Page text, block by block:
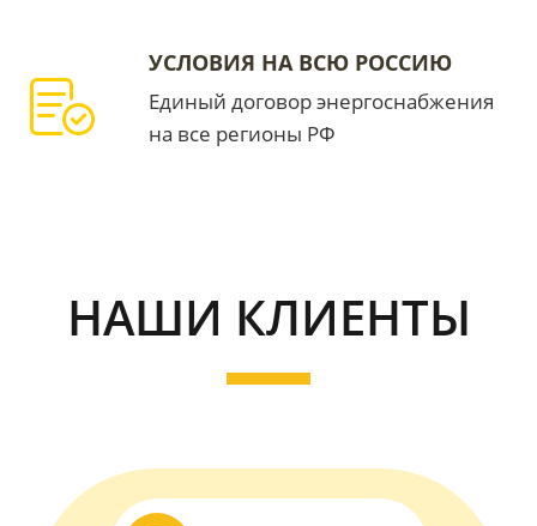
УСЛОВИЯ НА ВСЮ РОССИЮ
Единый договор энергоснабжения
на все регионы РФ
НАШИ КЛИЕНТЫ